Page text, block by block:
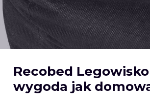
Recobed
wygoda jak